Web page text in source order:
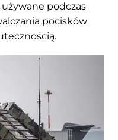
używane podczas
pocisków